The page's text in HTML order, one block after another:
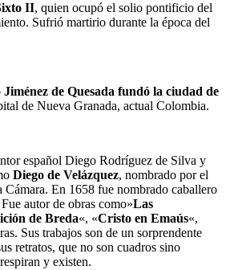
II, quien ocupó el solio pontificio del
Sufrió martirio durante la época del
de Quesada fundó la ciudad de
de Nueva Granada, actual Colombia.
español Diego Rodríguez de Silva y
Diego de Velázquez, nombrado por el
En 1658 fue nombrado caballero
autor de obras como»Las
de Breda«, «Cristo en Emaús«,
Sus trabajos son de un sorprendente
retratos, que no son cuadros sino
y existen.